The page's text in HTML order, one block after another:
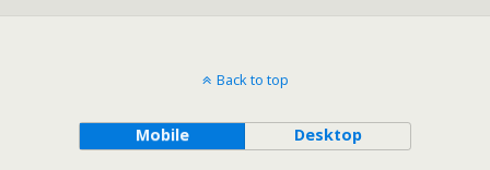
Back to top
Mobile Desktop